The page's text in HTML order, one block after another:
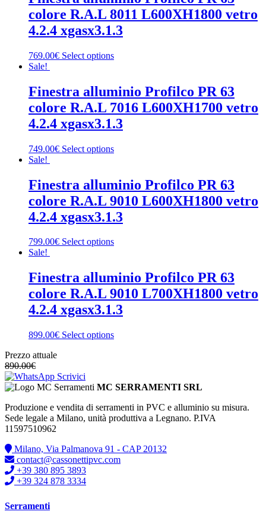
colore R.A.L 8011 L600XH1800 vetro
4.2.4 xgasx3.1.3
769.00€ Select options
Sale!
Finestra alluminio Profilco PR 63
colore R.A.L 7016 L600XH1700 vetro
4.2.4 xgasx3.1.3
749.00€ Select options
Sale!
Finestra alluminio Profilco PR 63
colore R.A.L 9010 L600XH1800 vetro
4.2.4 xgasx3.1.3
799.00€ Select options
Sale!
Finestra alluminio Profilco PR 63
colore R.A.L 9010 L700XH1800 vetro
4.2.4 xgasx3.1.3
899.00€ Select options
Prezzo attuale
890.00€
Scrivici
MC SERRAMENTI SRL
Produzione e vendita di serramenti in PVC e alluminio su misura.
Sede legale a Milano, unità produttiva a Legnano. P.IVA
11597510962
Milano, Via Palmanova 91 - CAP 20132
contact@cassonettipvc.com
+39 380 895 3893
+39 324 878 3334
Serramenti